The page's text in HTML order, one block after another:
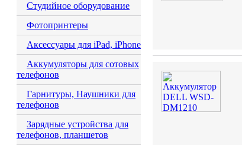
Студийное оборудование
Фотопринтеры
Аксессуары для iPad, iPhone
Аккумуляторы для сотовых
телефонов
Гарнитуры, Наушники для
телефонов
Зарядные устройства для
телефонов, планшетов